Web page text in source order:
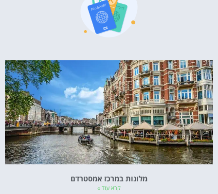
מלונות במרכז אמסטרדם
קרא עוד »